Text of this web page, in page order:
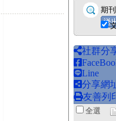
期
社群分
Line
分享網
友善列
全選